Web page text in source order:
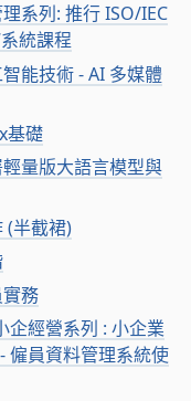
系列: 推行 ISO/IEC
統課程
能技術 - AI 多媒體
基礎
量版大語言模型與
(半截裙)
務
企經營系列 : 小企業
- 僱員資料管理系統使